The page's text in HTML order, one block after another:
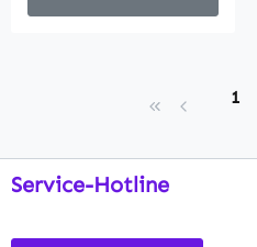
1
Service-Hotline